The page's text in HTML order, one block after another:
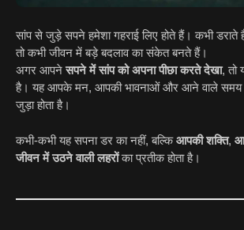
सांप से जुड़े सपने हमेशा गहराई लिए होते हैं। कभी डराते
तो कभी जीवन में बड़े बदलाव का संकेत बनते हैं।
अगर आपनेसपने में सांप को अपना पीछा करते देखा, तो
है। यह आपके मन, आपकी भावनाओं और आने वाले समय
जुड़ा होता है।
कभी-कभी यह सपना डर का नहीं, बल्किआपकी शक्ति,
जीवन में उठने वाली लहरोंका प्रतीक होता है।